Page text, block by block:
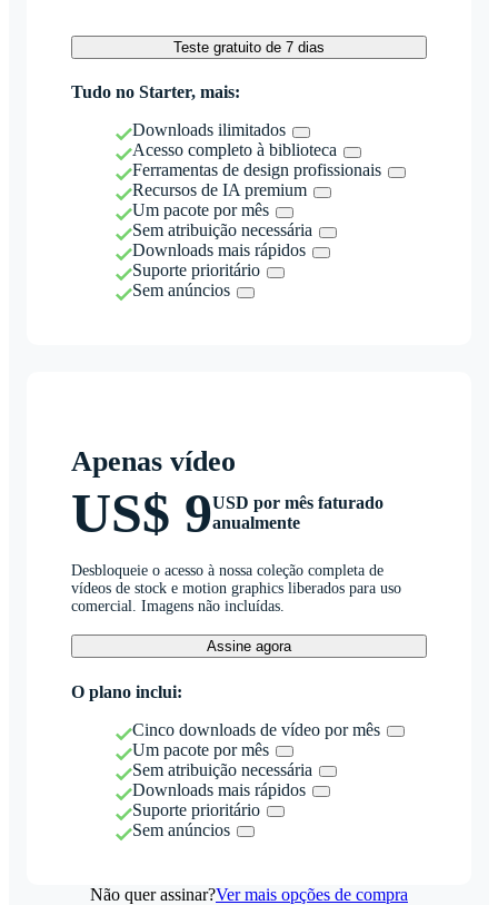
Teste gratuito de 7 dias
Tudo no Starter, mais:
Downloads ilimitados
Acesso completo à biblioteca
Ferramentas de design profissionais
Recursos de IA premium
Um pacote por mês
Sem atribuição necessária
Downloads mais rápidos
Suporte prioritário
Sem anúncios
Apenas vídeo
US$ 9USD por mês faturado
anualmente
Desbloqueie o acesso à nossa coleção completa de
vídeos de stock e motion graphics liberados para uso
comercial. Imagens não incluídas.
Assine agora
O plano inclui:
Cinco downloads de vídeo por mês
Um pacote por mês
Sem atribuição necessária
Downloads mais rápidos
Suporte prioritário
Sem anúncios
Não quer assinar?Ver mais opções de compra